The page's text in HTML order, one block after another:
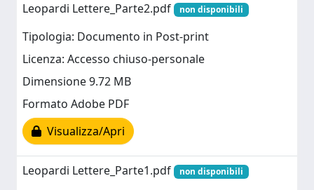
Leopardi Lettere_Parte2.pdf
non disponibili
Tipologia: Documento in Post-print
Licenza: Accesso chiuso-personale
Dimensione 9.72 MB
Formato Adobe PDF
Visualizza/Apri
Leopardi Lettere_Parte1.pdf non disponibili